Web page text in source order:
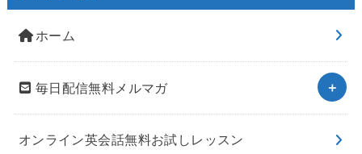
ホーム
毎日配信無料メルマガ
オンライン英会話無料お試しレッスン